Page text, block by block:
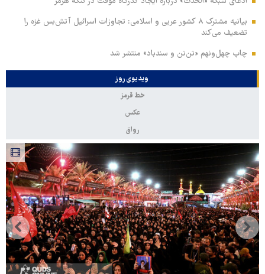
بیانیه مشترک ۸ کشور عربی و اسلامی: تجاوزات اسرائیل آتش‌بس غزه را
تضعیف می‌کند
چاپ چهل‌ونهم «تن‌تن و سندباد» منتشر شد
ویدیوی روز
خط قرمز
عکس
رواق